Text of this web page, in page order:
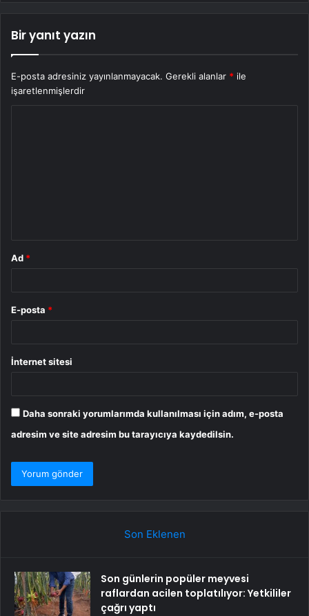
Bir yanıt yazın
E-posta adresiniz yayınlanmayacak. Gerekli alanlar * ile
işaretlenmişlerdir
Ad *
E-posta *
İnternet sitesi
Daha sonraki yorumlarımda kullanılması için adım, e-posta
adresim ve site adresim bu tarayıcıya kaydedilsin.
Son Eklenen
Son günlerin popüler meyvesi
raflardan acilen toplatılıyor: Yetkililer
çağrı yaptı